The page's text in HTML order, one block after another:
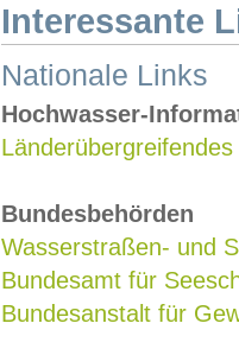
Interessante
Nationale Links
Hochwasser-
Bundesbehörden
Wasserstraßen- und
Bundesamt für
Bundesanstalt für